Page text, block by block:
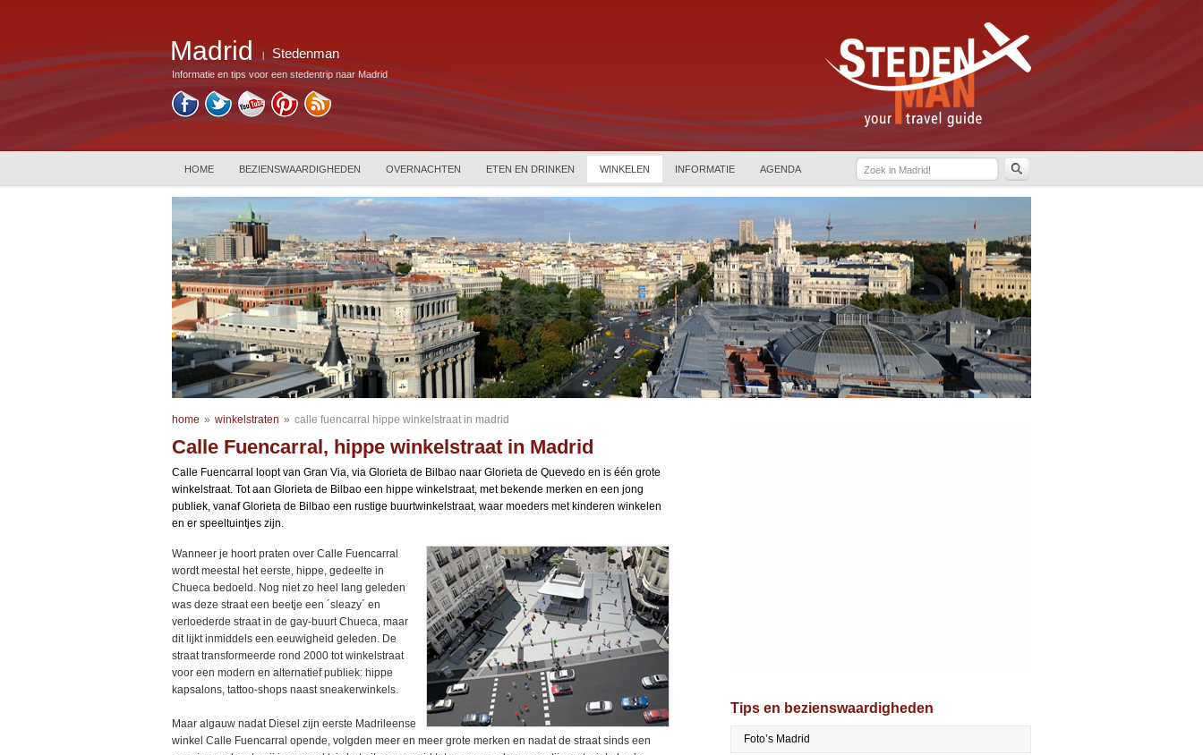
Madrid Stedenman
Informatie en tips voor een stedentrip naar Madrid
HOME BEZIENSWAARDIGHEDEN OVERNACHTEN ETEN EN DRINKEN WINKELEN INFORMATIE AGENDA
home » winkelstraten » calle fuencarral hippe winkelstraat in madrid
Calle Fuencarral, hippe winkelstraat in Madrid
Calle Fuencarral loopt van Gran Via, via Glorieta de Bilbao naar Glorieta de Quevedo en is één grote
winkelstraat. Tot aan Glorieta de Bilbao een hippe winkelstraat, met bekende merken en een jong
publiek, vanaf Glorieta de Bilbao een rustige buurtwinkelstraat, waar moeders met kinderen winkelen
en er speeltuintjes zijn.
Wanneer je hoort praten over Calle Fuencarral
wordt meestal het eerste, hippe, gedeelte in
Chueca bedoeld. Nog niet zo heel lang geleden
was deze straat een beetje een ´sleazy´ en
verloederde straat in de gay-buurt Chueca, maar
dit lijkt inmiddels een eeuwigheid geleden. De
straat transformeerde rond 2000 tot winkelstraat
voor een modern en alternatief publiek: hippe
kapsalons, tattoo-shops naast sneakerwinkels.
Maar algauw nadat Diesel zijn eerste Madrileense
winkel Calle Fuencarral opende, volgden meer en meer grote merken en nadat de straat sinds een
Tips en bezienswaardigheden
Foto’s Madrid